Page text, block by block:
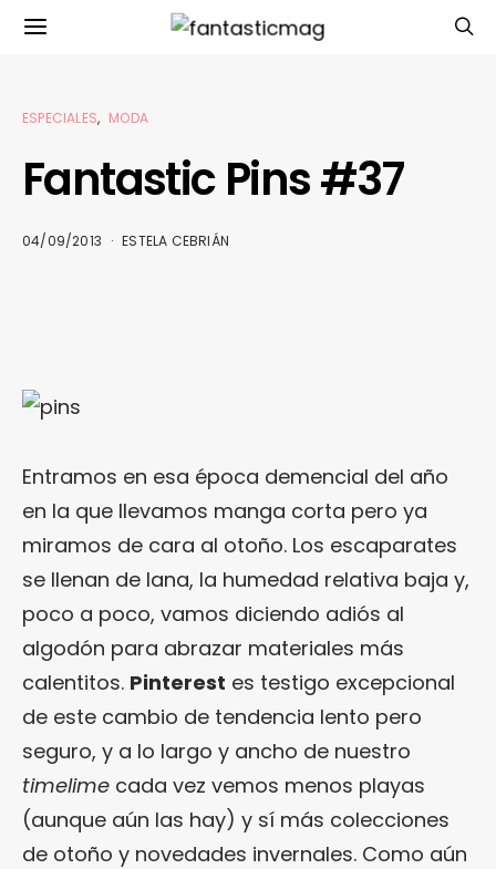
ESPECIALES MODA
Fantastic Pins #37
04/09/2013 ESTELA CEBRIÁN
Entramos en esa época demencial del año
en la que llevamos manga corta pero ya
miramos de cara al otoño. Los escaparates
se llenan de lana, la humedad relativa baja y,
poco a poco, vamos diciendo adiós al
algodón para abrazar materiales más
calentitos. Pinterest es testigo excepcional
de este cambio de tendencia lento pero
seguro, y a lo largo y ancho de nuestro
timelime cada vez vemos menos playas
(aunque aún las hay) y sí más colecciones
de otoño y novedades invernales. Como aún